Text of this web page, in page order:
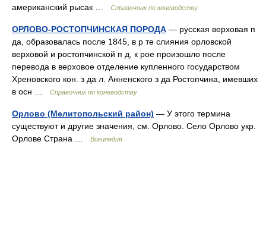
американский рысак …
Справочник по коневодству
ОРЛОВО-РОСТОПЧИНСКАЯ ПОРОДА — русская верховая п
да, образовалась после 1845, в р те слияния орловской
верховой и ростопчинской п д, к рое произошло после
перевода в верховое отделение купленного государством
Хреновского кон. з да л. Анненского з да Ростопчина, имевших
в осн …
Справочник по коневодству
Орлово (Мелитопольский район) — У этого термина
существуют и другие значения, см. Орлово. Село Орлово укр.
Орлове Страна …
Википедия